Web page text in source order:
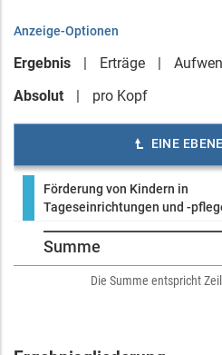
Anzeige-Optionen
Ergebnis Erträge
Absolut
pro Kopf
EINE
Förderung von Kindern in
Tageseinrichtungen und -
Summe
Die Summe entspricht